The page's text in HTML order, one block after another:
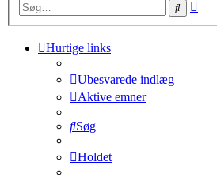
Søg
Hurtige links
Ubesvarede indlæg
Aktive emner
Søg
Holdet